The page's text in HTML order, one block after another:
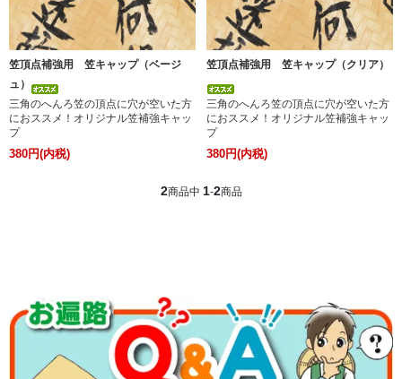
笠頂点補強用 笠キャップ（ベージ
ュ）
三角のへんろ笠の頂点に穴が空いた方
におススメ！オリジナル笠補強キャッ
プ
380円(内税)
笠頂点補強用 笠キャップ（クリア）
三角のへんろ笠の頂点に穴が空いた方
におススメ！オリジナル笠補強キャッ
プ
380円(内税)
2商品中 1-2商品